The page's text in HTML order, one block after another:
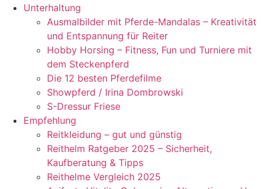
Unterhaltung
Ausmalbilder mit Pferde-Mandalas – Kreativität
und Entspannung für Reiter
Hobby Horsing – Fitness, Fun und Turniere mit
dem Steckenpferd
Die 12 besten Pferdefilme
Showpferd / Irina Dombrowski
S-Dressur Friese
Empfehlung
Reitkleidung – gut und günstig
Reithelm Ratgeber 2025 – Sicherheit,
Kaufberatung & Tipps
Reithelme Vergleich 2025